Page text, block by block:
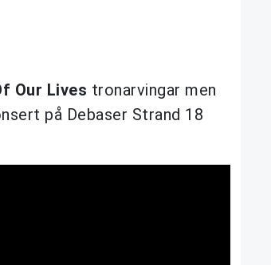
Our Lives tronarvingar men
på Debaser Strand 18